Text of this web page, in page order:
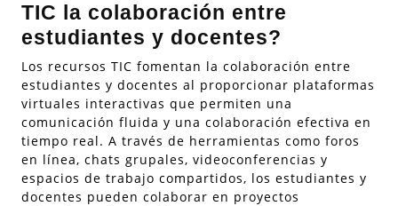
TIC la colaboración entre
estudiantes y docentes?
Los recursos TIC fomentan la colaboración entre
estudiantes y docentes al proporcionar plataformas
virtuales interactivas que permiten una
comunicación fluida y una colaboración efectiva en
tiempo real. A través de herramientas como foros
en línea, chats grupales, videoconferencias y
espacios de trabajo compartidos, los estudiantes y
docentes pueden colaborar en proyectos